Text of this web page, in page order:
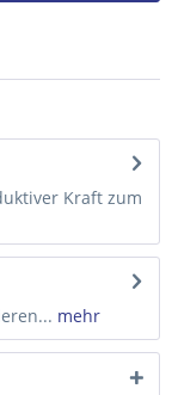
Kraft zum
mehr